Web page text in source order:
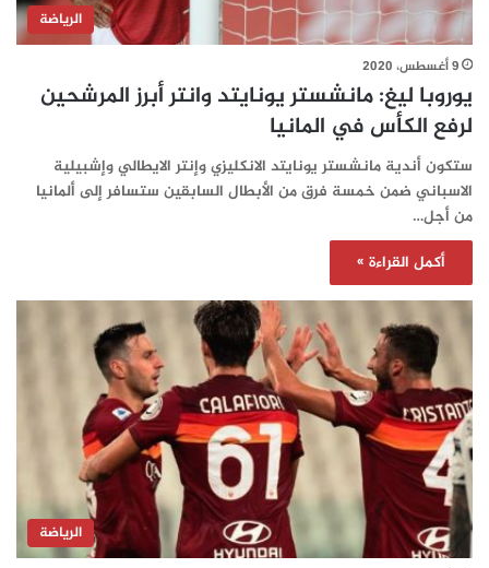
الرياضة
9 أغسطس، 2020
يوروبا ليغ: مانشستر يونايتد وانتر أبرز المرشحين
لرفع الكأس في المانيا
ستكون أندية مانشستر يونايتد الانكليزي وإنتر الايطالي وإشبيلية
الاسباني ضمن خمسة فرق من الأبطال السابقين ستسافر إلى ألمانيا
من أجل…
أكمل القراءة »
الرياضة